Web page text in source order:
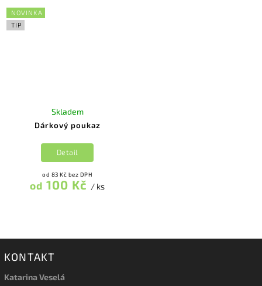
NOVINKA
TIP
Dárkový poukaz
Skladem
od 83 Kč bez DPH
od 100 Kč / ks
Detail
KONTAKT
Katarina Veselá